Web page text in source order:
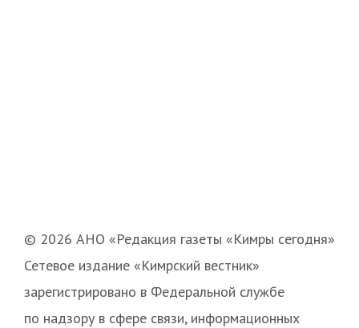
© 2026 АНО «Редакция газеты «Кимры сегодня»
Сетевое издание «Кимрский вестник»
зарегистрировано в Федеральной службе
по надзору в сфере связи, информационных